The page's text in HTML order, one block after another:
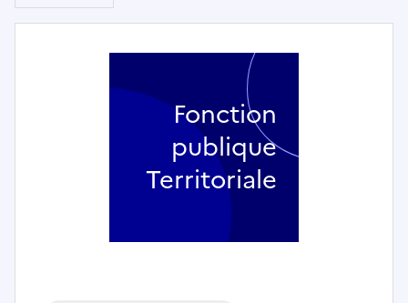
Fonction
publique
Territoriale